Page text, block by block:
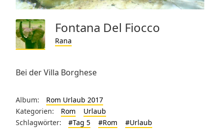
Fontana Del Fiocco
Rana
Bei der Villa Borghese
Album:
Rom Urlaub 2017
Kategorien:
Rom
Urlaub
Schlagwörter:
#Tag 5 #Rom #Urlaub